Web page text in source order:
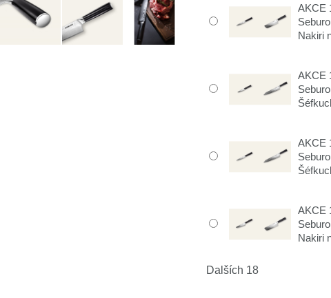
AKCE
Nakiri
AKCE
AKCE
AKCE
Nakiri
Dalších 18